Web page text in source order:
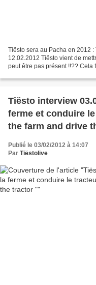
Tiësto sera au Pacha en 2012
12.02.2012 Tiësto vient de
peut être pas présent !!?? Cela
Tiësto interview
ferme et conduire
the farm and drive
Publié le 03/02/2012 à 14:07
Par Tiëstolive